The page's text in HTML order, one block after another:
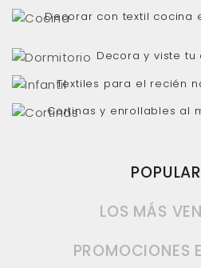
SALÓN
Decorar con textil cocina
Decora y viste tu
Textiles para el recién
Cortinas y enrollables al
LOS MÁS
PROMOCIONES